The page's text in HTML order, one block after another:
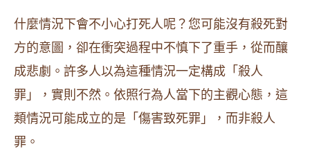
什麼情況下會不小心打死人呢？您可能沒有殺死對
方的意圖，卻在衝突過程中不慎下了重手，從而釀
成悲劇。許多人以為這種情況一定構成「殺人
罪」，實則不然。依照行為人當下的主觀心態，這
類情況可能成立的是「傷害致死罪」，而非殺人
罪。